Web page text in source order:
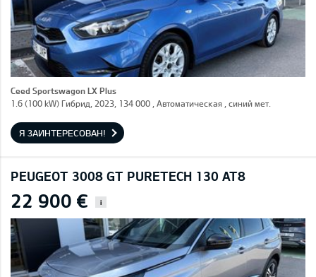
Ceed Sportswagon LX Plus
1.6 (100 kW) Гибрид, 2023, 134 000 , Автоматическая , синий мет.
Я ЗАИНТЕРЕСОВАН!
PEUGEOT 3008 GT PURETECH 130 AT8
22 900 € i